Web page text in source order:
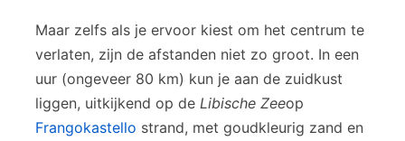
Maar zelfs als je ervoor kiest om het centrum te
verlaten, zijn de afstanden niet zo groot. In een
uur (ongeveer 80 km) kun je aan de zuidkust
liggen, uitkijkend op de Libische Zeeop
Frangokastello strand, met goudkleurig zand en